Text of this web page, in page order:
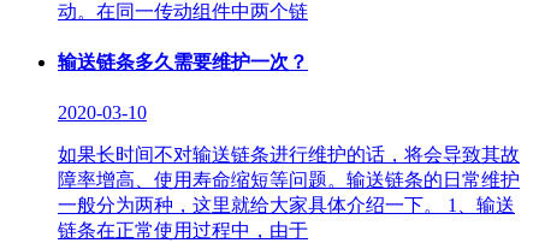
动。在同一传动组件中两个链
输送链条多久需要维护一次？
2020-03-10
如果长时间不对输送链条进行维护的话，将会导致其故
障率增高、使用寿命缩短等问题。输送链条的日常维护
一般分为两种，这里就给大家具体介绍一下。 1、输送
链条在正常使用过程中，由于